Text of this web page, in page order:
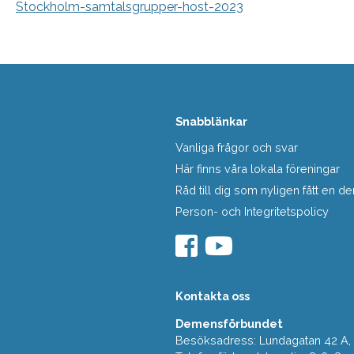
Stockholm-samtalsgrupper-host-2023
Snabblänkar
Vanliga frågor och svar
Här finns våra lokala föreningar
Råd till dig som nyligen fått en
Person- och Integritetspolicy
Kontakta oss
Demensförbundet
Besöksadress: Lundagatan 42 A,